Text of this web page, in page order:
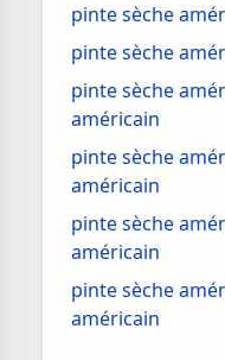
pinte sèche
pinte sèche
pinte sèche
américain
pinte sèche
américain
pinte sèche
américain
pinte sèche
américain